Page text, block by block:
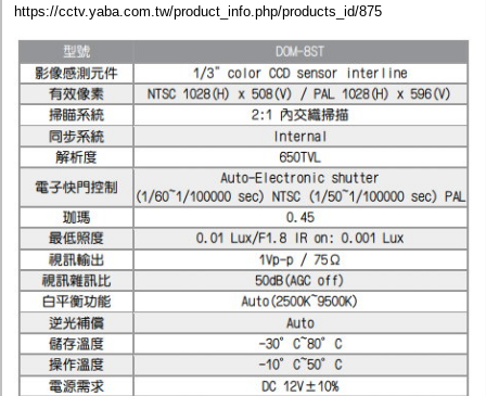
https://cctv.yaba.com.tw/product_info.php/products_id/875